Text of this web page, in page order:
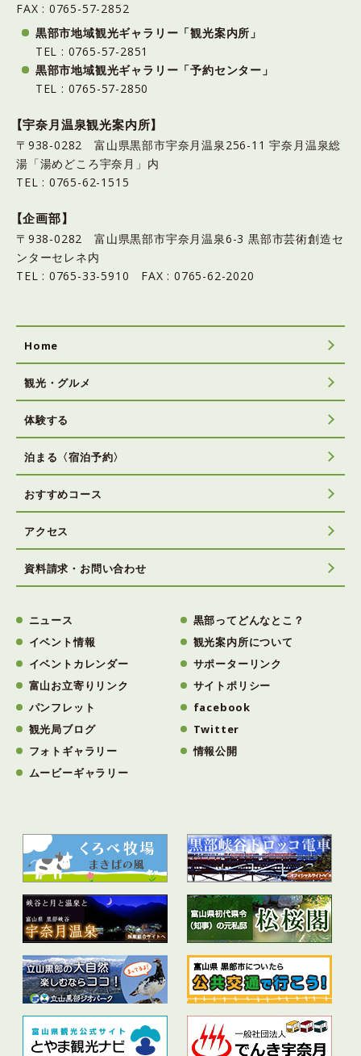
FAX : 0765-57-2852
黒部市地域観光ギャラリー「観光案内所」
TEL : 0765-57-2851
黒部市地域観光ギャラリー「予約センター」
TEL : 0765-57-2850
【宇奈月温泉観光案内所】
〒938-0282 富山県黒部市宇奈月温泉256-11 宇奈月温泉総
湯「湯めどころ宇奈月」内
TEL : 0765-62-1515
【企画部】
〒938-0282 富山県黒部市宇奈月温泉6-3 黒部市芸術創造セ
ンターセレネ内
TEL : 0765-33-5910 FAX : 0765-62-2020
Home
観光・グルメ
体験する
泊まる〈宿泊予約〉
おすすめコース
アクセス
資料請求・お問い合わせ
ニュース
イベント情報
イベントカレンダー
富山お立寄りリンク
パンフレット
観光局ブログ
フォトギャラリー
ムービーギャラリー
黒部ってどんなとこ？
観光案内所について
サポーターリンク
サイトポリシー
facebook
Twitter
情報公開